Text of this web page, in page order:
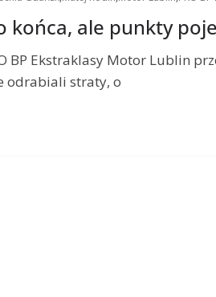
końca, ale punkty
BP Ekstraklasy Motor Lublin
odrabiali straty, o